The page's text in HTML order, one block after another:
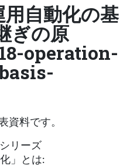
自動化の基
ぎの原
operation-
資料です。
リーズ
」とは: